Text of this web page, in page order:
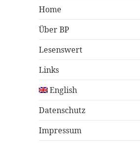
Home
Über BP
Lesenswert
Links
English
Datenschutz
Impressum